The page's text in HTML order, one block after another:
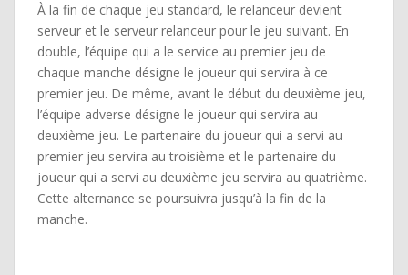
À la fin de chaque jeu standard, le relanceur devient
serveur et le serveur relanceur pour le jeu suivant. En
double, l’équipe qui a le service au premier jeu de
chaque manche désigne le joueur qui servira à ce
premier jeu. De même, avant le début du deuxième jeu,
l’équipe adverse désigne le joueur qui servira au
deuxième jeu. Le partenaire du joueur qui a servi au
premier jeu servira au troisième et le partenaire du
joueur qui a servi au deuxième jeu servira au quatrième.
Cette alternance se poursuivra jusqu’à la fin de la
manche.